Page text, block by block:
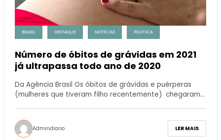
BRASIL DESTAQUE NOTÍCIAS POLÍTICA
Número de óbitos de grávidas em 2021
já ultrapassa todo ano de 2020
Da Agência Brasil Os óbitos de grávidas e puérperas
(mulheres que tiveram filho recentemente) chegaram…
Admindiario LER MAIS